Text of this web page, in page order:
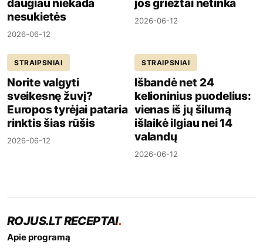
daugiau niekada
nesukietės
2026-06-12
jos griežtai netinka
2026-06-12
STRAIPSNIAI
Norite valgyti
sveikesnę žuvį?
Europos tyrėjai pataria
rinktis šias rūšis
2026-06-12
STRAIPSNIAI
Išbandė net 24
kelioninius puodelius:
vienas iš jų šilumą
išlaikė ilgiau nei 14
valandų
2026-06-12
ROJUS.LT RECEPTAI.
Apie programą